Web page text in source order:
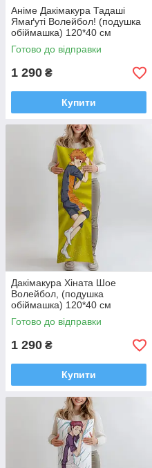
Аніме Дакімакура Тадаші
Ямаґуті Волейбол! (подушка
обіймашка) 120*40 см
Готово до відправки
1 290 ₴
Купити
Дакімакура Хіната Шое
Волейбол, (подушка
обіймашка) 120*40 см
Готово до відправки
1 290 ₴
Купити